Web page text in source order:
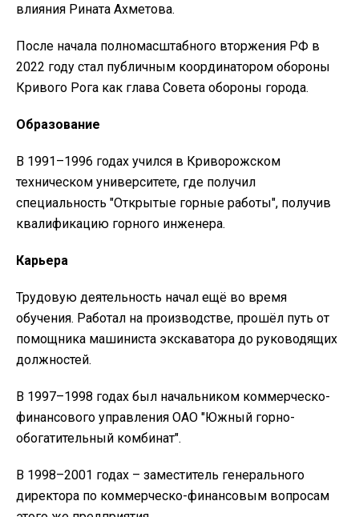
влияния Рината Ахметова.
После начала полномасштабного вторжения РФ в
2022 году стал публичным координатором обороны
Кривого Рога как глава Совета обороны города.
Образование
В 1991–1996 годах учился в Криворожском
техническом университете, где получил
специальность "Открытые горные работы", получив
квалификацию горного инженера.
Карьера
Трудовую деятельность начал ещё во время
обучения. Работал на производстве, прошёл путь от
помощника машиниста экскаватора до руководящих
должностей.
В 1997–1998 годах был начальником коммерческо-
финансового управления ОАО "Южный горно-
обогатительный комбинат".
В 1998–2001 годах – заместитель генерального
директора по коммерческо-финансовым вопросам